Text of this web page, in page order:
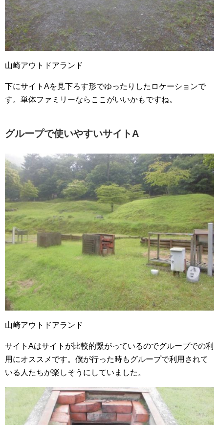
山崎アウトドアランド
下にサイトAを見下ろす形でゆったりしたロケーションで
す。単体ファミリーならここがいいかもですね。
グループで使いやすいサイトA
山崎アウトドアランド
サイトAはサイトが比較的繋がっているのでグループでの利
用にオススメです。僕が行った時もグループで利用されて
いる人たちが楽しそうにしていました。